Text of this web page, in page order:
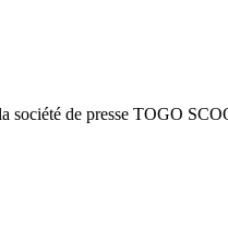
de presse TOGO